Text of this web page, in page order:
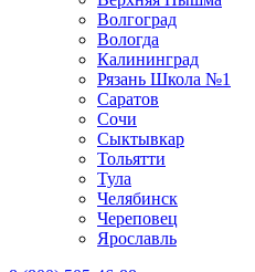
Волгоград
Вологда
Калининград
Рязань Школа №1
Саратов
Сочи
Сыктывкар
Тольятти
Тула
Челябинск
Череповец
Ярославль